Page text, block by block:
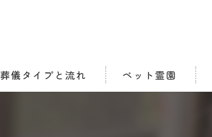
葬儀タイプと流れ ペット霊園